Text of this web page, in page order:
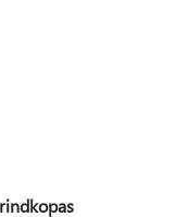
rindkopas